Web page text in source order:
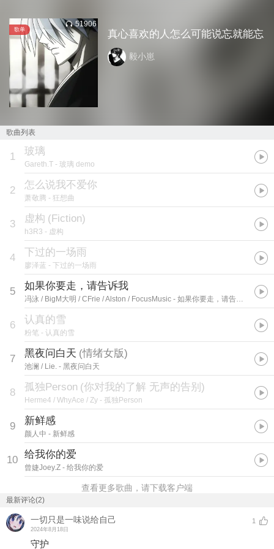
歌单
51906
真心喜欢的人怎么可能说忘就能忘
毅小崽
歌曲列表
1 玻璃
Gareth.T - 玻璃 demo
2 怎么说我不爱你
萧敬腾 - 狂想曲
3 虚构 (Fiction)
h3R3 - 虚构
4 下过的一场雨
廖泽蓝 - 下过的一场雨
5 如果你要走，请告诉我
冯泳 / BigM大明 / CFrie / Alston / FocusMusic - 如果你要走，请告诉我
6 认真的雪
粉笔 - 认真的雪
7 黑夜问白天 (情绪女版)
池澜 / Lie. - 黑夜问白天
8 孤独Person (你对我的了解 无声的告别 )
Herme4 / WhyAce / Zy - 孤独Person
9 新鲜感
颜人中 - 新鲜感
10 给我你的爱
曾婕Joey.Z - 给我你的爱
查看更多歌曲，请下载客户端
最新评论(2)
一切只是一味说给自己
2024年8月18日
1
守护